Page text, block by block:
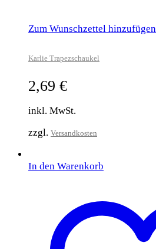
Zum Wunschzettel hinzufügen
Karlie Trapezschaukel
2,69 €
inkl. MwSt.
zzgl. Versandkosten
In den Warenkorb